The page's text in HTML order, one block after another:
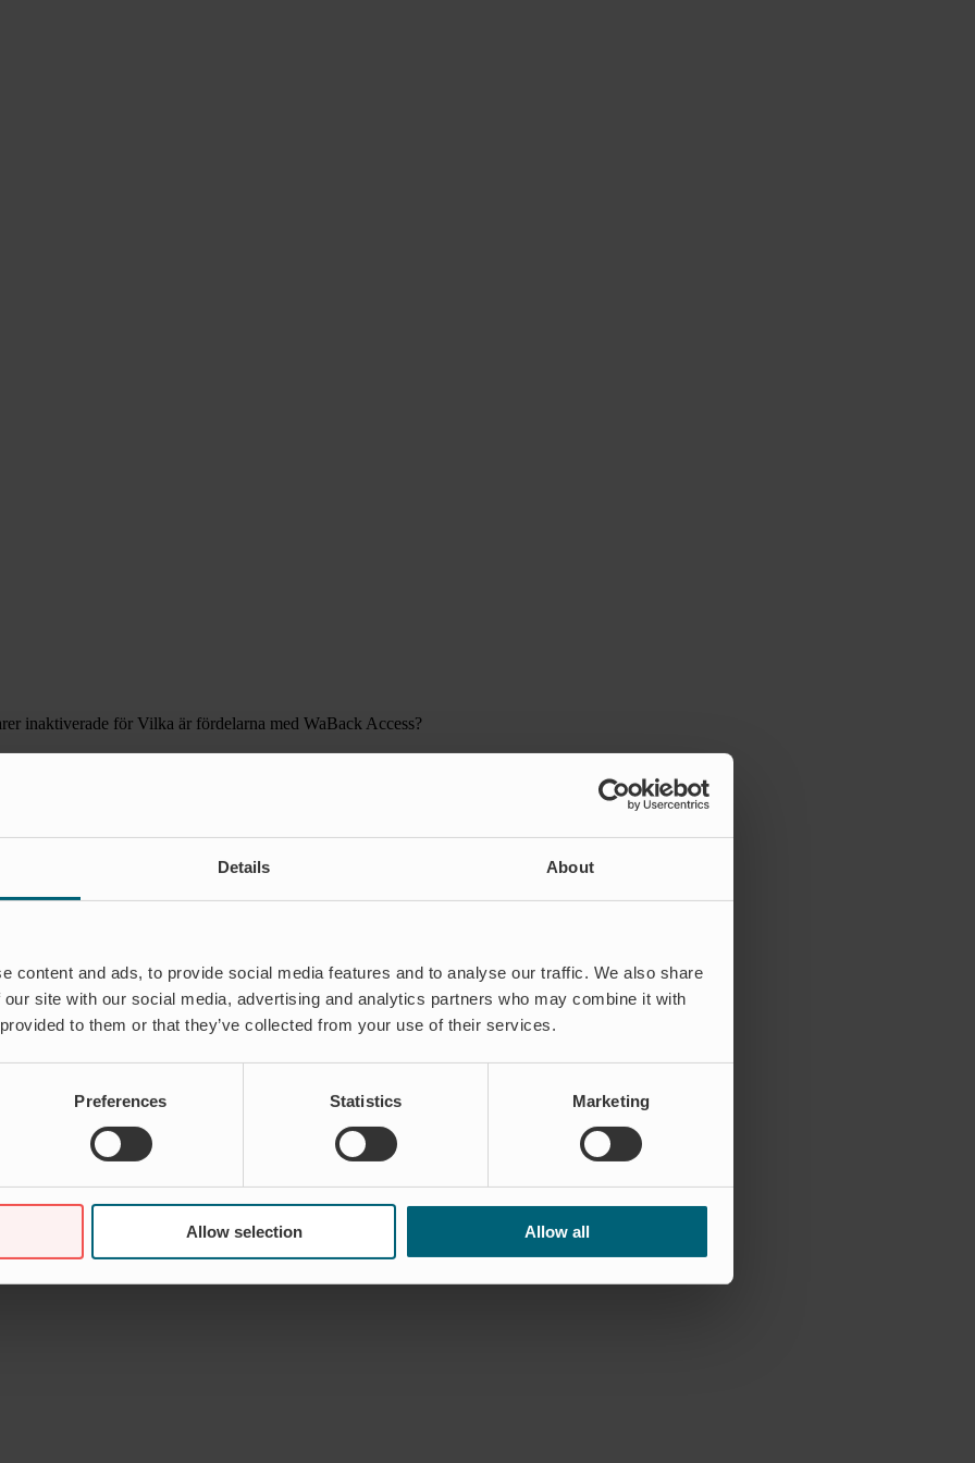
Details About
content and ads, to provide social media features and to analyse our traffic. We also share
site with our social media, advertising and analytics partners who may combine it with
to them or that they’ve collected from your use of their services.
Preferences Statistics Marketing
Allow selection Allow all
inaktiverade för Vilka är fördelarna med WaBack Access?